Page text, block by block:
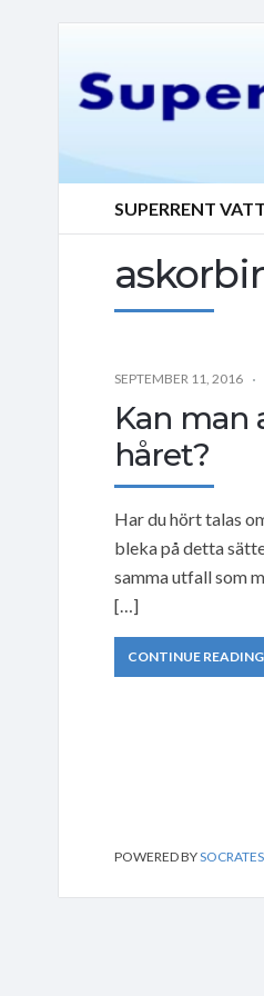
SUPERRENT
SEPTEMBER 11, 2016
Kan man
håret?
Har du hört talas
bleka på detta
samma utfall som
[…]
CONTINUE READING
POWERED BYSOCRATES